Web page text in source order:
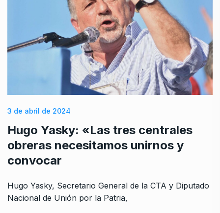
3 de abril de 2024
Hugo Yasky: «Las tres centrales
obreras necesitamos unirnos y
convocar
Hugo Yasky, Secretario General de la CTA y Diputado
Nacional de Unión por la Patria,